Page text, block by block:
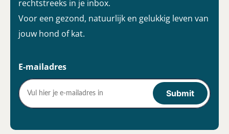
rechtstreeks in je inbox.
Voor een gezond, natuurlijk en gelukkig leven van
jouw hond of kat.
E-mailadres